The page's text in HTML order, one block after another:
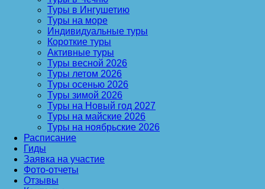
Туры в Ингушетию
Туры на море
Индивидуальные туры
Короткие туры
Активные туры
Туры весной 2026
Туры летом 2026
Туры осенью 2026
Туры зимой 2026
Туры на Новый год 2027
Туры на майские 2026
Туры на ноябрьские 2026
Расписание
Гиды
Заявка на участие
Фото-отчеты
Отзывы